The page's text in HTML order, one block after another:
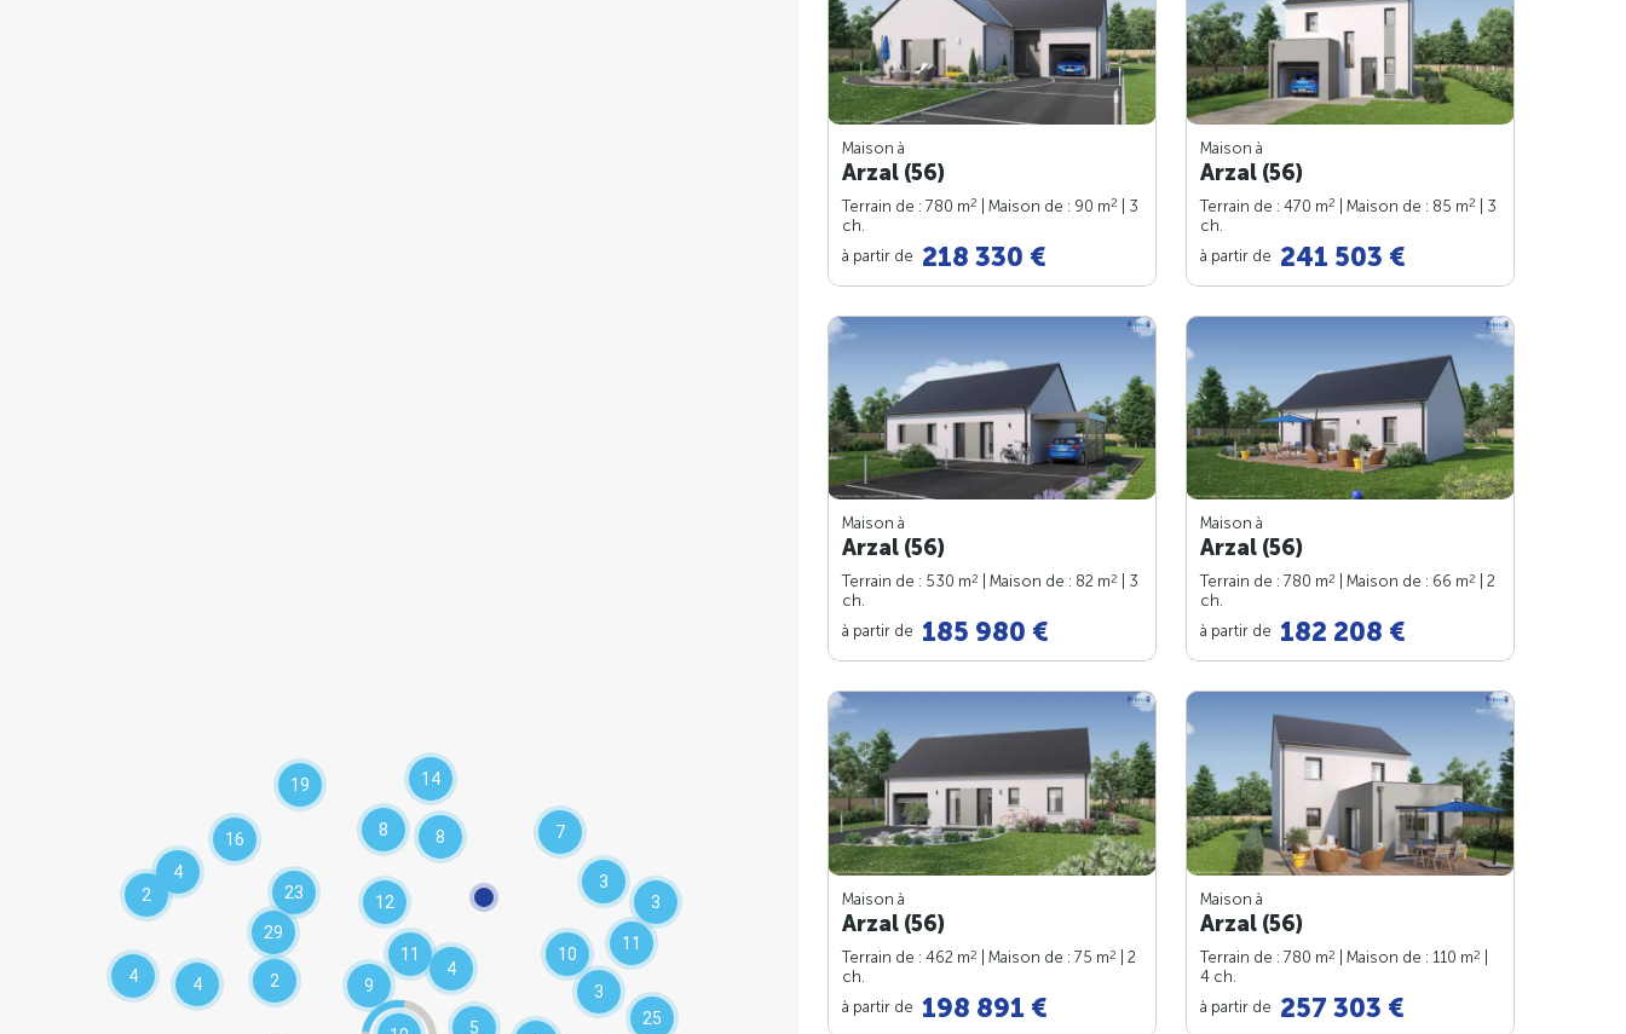
19
12
4
16
14
4
29
8 8
10
4
7
11
23
9
2
3
2
25
11
3
4
5
3
Maison à
Arzal (56)
Terrain de : 780 m2 | Maison de : 90 m2
| 3
ch.
à partir de 218 330 €
Maison à
Arzal (56)
Terrain de : 470 m2 | Maison de : 85 m2
| 3
ch.
à partir de 241 503 €
Maison à
Arzal (56)
Terrain de : 530 m2 | Maison de : 82 m2
| 3
ch.
à partir de 185 980 €
Maison à
Arzal (56)
Terrain de : 780 m2 | Maison de : 66 m2
| 2
ch.
à partir de 182 208 €
Maison à
Arzal (56)
Terrain de : 462 m2 | Maison de : 75 m2
| 2
ch.
à partir de 198 891 €
Maison à
Arzal (56)
Terrain de : 780 m2 | Maison de : 110 m2
4 ch.
à partir de 257 303 €